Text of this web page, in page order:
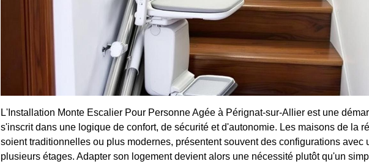
L'Installation Monte Escalier Pour Personne Agée à Pérignat-sur-Allier est une
s'inscrit dans une logique de confort, de sécurité et d'autonomie. Les maisons de la
soient traditionnelles ou plus modernes, présentent souvent des configurations avec
plusieurs étages. Adapter son logement devient alors une nécessité plutôt qu'un